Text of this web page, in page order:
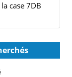
case 7DB